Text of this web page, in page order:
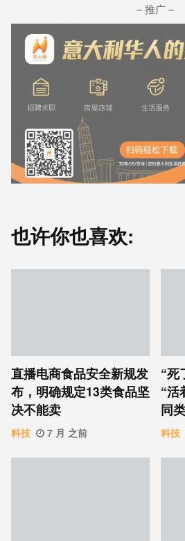
– 推广 –
也许你也喜欢:
直播电商食品安全新规发
布，明确规定13类食品坚
决不能卖
科技 7 月 之前
“死
“活
同
科技